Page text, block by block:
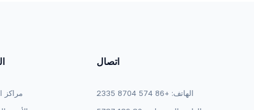
مراكز
اتصال
الهاتف: +86 574 8704 2335